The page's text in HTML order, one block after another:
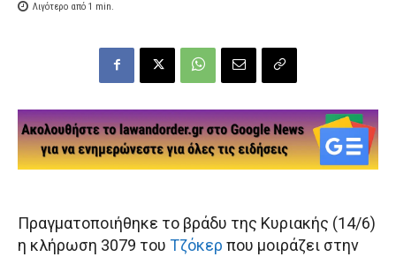
Λιγότερο από 1 min.
Πραγματοποιήθηκε το βράδυ της Κυριακής (14/6)
η κλήρωση 3079 του Τζόκερ που μοιράζει στην